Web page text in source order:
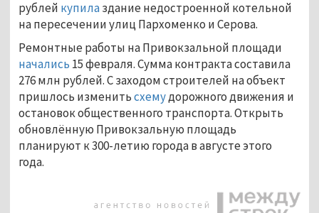
рублей купилаздание недостроенной котельной
на пересечении улиц Пархоменко и Серова.
Ремонтные работы на Привокзальной площади
начались 15 февраля. Сумма контракта составила
276 млн рублей. С заходом строителей на объект
пришлось изменитьсхемудорожного движения и
остановок общественного транспорта. Открыть
обновлённую Привокзальную площадь
планируют к 300-летию города в августе этого
года.